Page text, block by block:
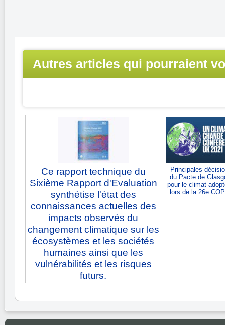
Autres articles qui pourraient
Ce rapport technique du
Sixième Rapport d'Evaluation
synthétise l'état des
connaissances actuelles des
impacts observés du
changement climatique sur les
écosystèmes et les sociétés
humaines ainsi que les
vulnérabilités et les risques
futurs.
Principales
du Pacte de
pour le climat
lors de la 26e